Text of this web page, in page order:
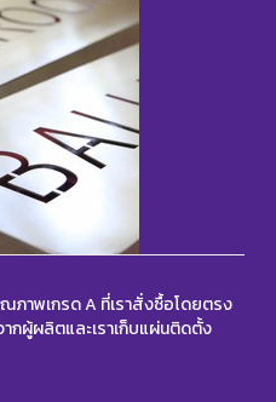
าพเกรด A ที่เราสั่งซื้อโดยตรง
กผู้ผลิตและเราเก็บแผ่นติดตั้ง